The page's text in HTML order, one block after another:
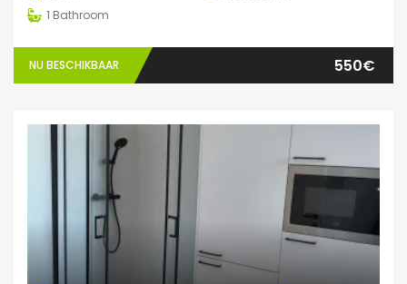
1 Bathroom
NU BESCHIKBAAR 550€